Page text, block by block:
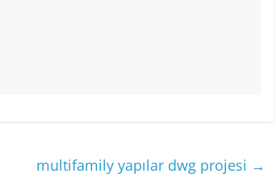
multifamily yapılar dwg projesi →